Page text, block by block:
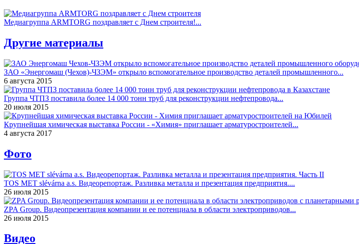
Медиагруппа ARMTORG поздравляет с Днем строителя!...
Другие материалы
ЗАО «Энергомаш (Чехов)-ЧЗЭМ» открыло вспомогательное производство деталей промышленного...
6 августа 2015
Группа ЧТПЗ поставила более 14 000 тонн труб для реконструкции нефтепровода...
20 июля 2015
Крупнейшая химическая выставка России - «Химия» приглашает арматуростроителей...
4 августа 2017
Фото
TOS MET slévárna a.s. Видеорепортаж. Разливка металла и презентация предприятия....
26 июля 2015
ZPA Group. Видеопрезентация компании и ее потенциала в области электроприводов...
26 июля 2015
Видео